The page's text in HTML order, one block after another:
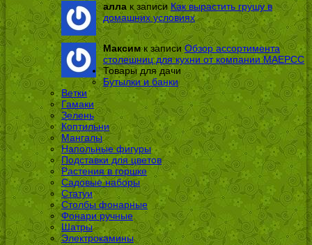
алла к записи Как вырастить грушу в
домашних условиях
Максимк записиОбзор ассортимента
столешниц для кухни от компании МАЕРСС
Товары для дачи
Бутылки и банки
Ветки
Гамаки
Зелень
Коптильни
Мангалы
Напольные фигуры
Подставки для цветов
Растения в горшке
Садовые наборы
Статуи
Столбы фонарные
Фонари ручные
Шатры
Электрокамины